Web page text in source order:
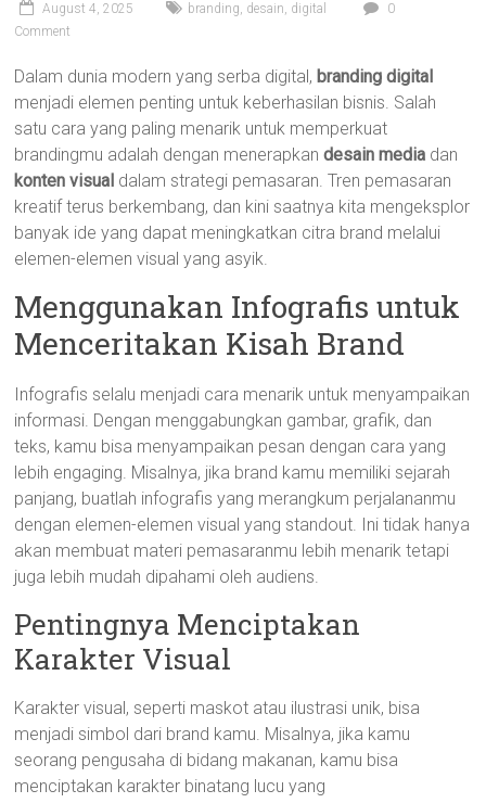
August 4, 2025 branding, desain, digital
0
Comment
Dalam dunia modern yang serba digital, branding digital
menjadi elemen penting untuk keberhasilan bisnis. Salah
satu cara yang paling menarik untuk memperkuat
brandingmu adalah dengan menerapkandesain media dan
konten visual dalam strategi pemasaran. Tren pemasaran
kreatif terus berkembang, dan kini saatnya kita mengeksplor
banyak ide yang dapat meningkatkan citra brand melalui
elemen-elemen visual yang asyik.
Menggunakan Infografis untuk
Menceritakan Kisah Brand
Infografis selalu menjadi cara menarik untuk menyampaikan
informasi. Dengan menggabungkan gambar, grafik, dan
teks, kamu bisa menyampaikan pesan dengan cara yang
lebih engaging. Misalnya, jika brand kamu memiliki sejarah
panjang, buatlah infografis yang merangkum perjalananmu
dengan elemen-elemen visual yang standout. Ini tidak hanya
akan membuat materi pemasaranmu lebih menarik tetapi
juga lebih mudah dipahami oleh audiens.
Pentingnya Menciptakan
Karakter Visual
Karakter visual, seperti maskot atau ilustrasi unik, bisa
menjadi simbol dari brand kamu. Misalnya, jika kamu
seorang pengusaha di bidang makanan, kamu bisa
menciptakan karakter binatang lucu yang